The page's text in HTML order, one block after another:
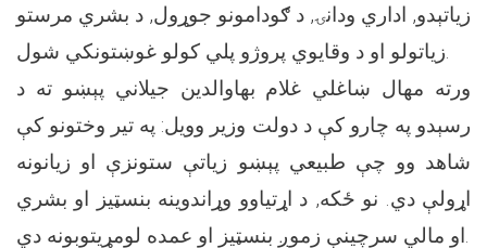
زیاتېدو, اداري ودانۍ, د ګودامونو جوړول, د بشري مرستو
زیاتولو او د وقایوي پروژو پلي کولو غوښتونکي شول.
ورته مهال ښاغلي غلام بهاوالدین جیلاني پېښو ته د
رسېدو په چارو کې د دولت وزیر وویل: په تیر وختونو کې
شاهد وو چې طبیعي پېښو زیاتې ستونزې او زیانونه
اړولې دي. نو ځکه, د اړتیاوو وړاندوینه بنسټیز او بشري
او مالي سرچینې زموږ بنسټیز او عمده لومړیتوبونه دي.